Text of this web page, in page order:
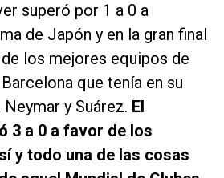
superó por 1 a 0 a
de Japón y en la gran final
los mejores equipos de
que tenía en su
y Suárez. El
3 a 0 a favor de los
y todo una de las cosas